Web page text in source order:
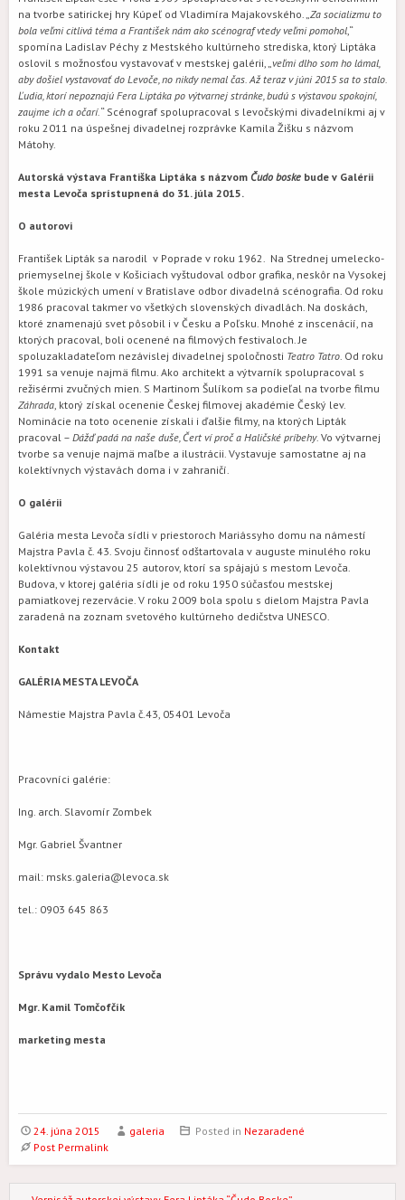
na tvorbe satirickej hry Kúpeľ od Vladimíra Majakovského. „Za socializmu to
bola veľmi citlivá téma a František nám ako scénograf vtedy veľmi pomohol,“
spomína Ladislav Péchy z Mestského kultúrneho strediska, ktorý Liptáka
oslovil s možnosťou vystavovať v mestskej galérii, „veľmi dlho som ho lámal,
aby došiel vystavovať do Levoče, no nikdy nemal čas. Až teraz v júni 2015 sa to stalo.
Ľudia, ktorí nepoznajú Fera Liptáka po výtvarnej stránke, budú s výstavou spokojní,
zaujme ich a očarí.“ Scénograf spolupracoval s levočskými divadelníkmi aj v
roku 2011 na úspešnej divadelnej rozprávke Kamila Žišku s názvom
Mátohy.
Autorská výstava Františka Liptáka s názvom Čudo boske bude v Galérii
mesta Levoča sprístupnená do 31. júla 2015.
O autorovi
František Lipták sa narodil v Poprade v roku 1962. Na Strednej umelecko-
priemyselnej škole v Košiciach vyštudoval odbor grafika, neskôr na Vysokej
škole múzických umení v Bratislave odbor divadelná scénografia. Od roku
1986 pracoval takmer vo všetkých slovenských divadlách. Na doskách,
ktoré znamenajú svet pôsobil i v Česku a Poľsku. Mnohé z inscenácií, na
ktorých pracoval, boli ocenené na filmových festivaloch. Je
spoluzakladateľom nezávislej divadelnej spoločnosti Teatro Tatro. Od roku
1991 sa venuje najmä filmu. Ako architekt a výtvarník spolupracoval s
režisérmi zvučných mien. S Martinom Šulíkom sa podieľal na tvorbe filmu
Záhrada, ktorý získal ocenenie Českej filmovej akadémie Český lev.
Nominácie na toto ocenenie získali i ďalšie filmy, na ktorých Lipták
pracoval – Dážď padá na naše duše, Čert ví proč a Haličské príbehy. Vo výtvarnej
tvorbe sa venuje najmä maľbe a ilustrácii. Vystavuje samostatne aj na
kolektívnych výstavách doma i v zahraničí.
O galérii
Galéria mesta Levoča sídli v priestoroch Mariássyho domu na námestí
Majstra Pavla č. 43. Svoju činnosť odštartovala v auguste minulého roku
kolektívnou výstavou 25 autorov, ktorí sa spájajú s mestom Levoča.
Budova, v ktorej galéria sídli je od roku 1950 súčasťou mestskej
pamiatkovej rezervácie. V roku 2009 bola spolu s dielom Majstra Pavla
zaradená na zoznam svetového kultúrneho dedičstva UNESCO.
Kontakt
GALÉRIA MESTA LEVOČA
Námestie Majstra Pavla č.43, 05401 Levoča
Pracovníci galérie:
Ing. arch. Slavomír Zombek
Mgr. Gabriel Švantner
mail: msks.galeria@levoca.sk
tel.: 0903 645 863
Správu vydalo Mesto Levoča
Mgr. Kamil Tomčofčík
marketing mesta
24. júna 2015 galeria Posted in Nezaradené
Post Permalink